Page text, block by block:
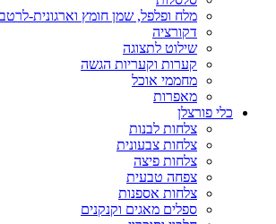
מלח ופלפל, שמן חומץ וארגונית-
דקורציה
שילוט לתצוגה
קערות וקעריות הגשה
מחממי אוכל
מאפרות
כלי פורצלן
צלחות לבנות
צלחות צבעונית
צלחות פיצה
צפחה טבעית
צלחות אספנות
ספלים מאגים וקנקנים